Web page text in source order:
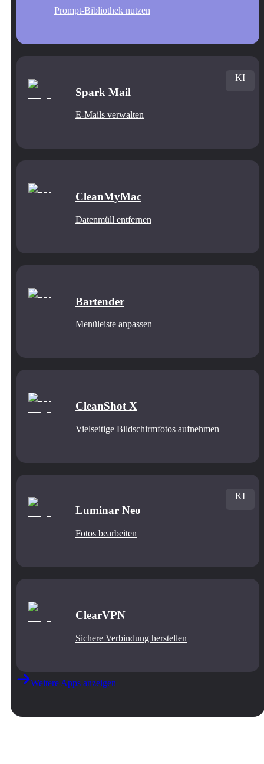
Prompt-Bibliothek nutzen
Spark Mail
E-Mails verwalten
KI
CleanMyMac
Datenmüll entfernen
Bartender
Menüleiste anpassen
CleanShot X
Vielseitige Bildschirmfotos aufnehmen
Luminar Neo
Fotos bearbeiten
KI
ClearVPN
Sichere Verbindung herstellen
Weitere Apps anzeigen